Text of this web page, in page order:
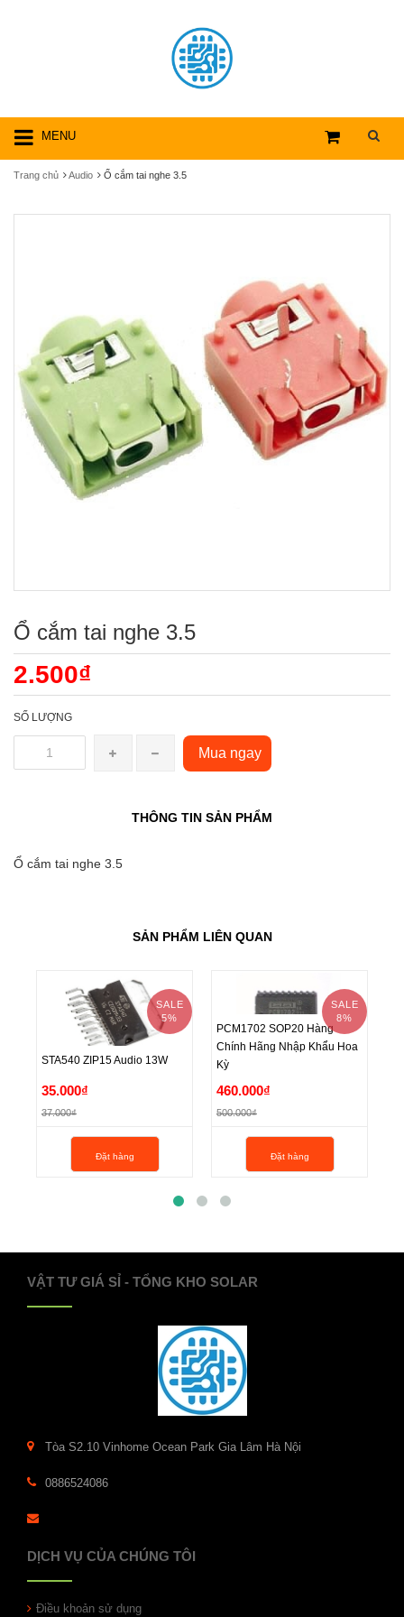
MENU
Trang chủ Audio Ổ cắm tai nghe 3.5
Ổ cắm tai nghe 3.5
2.500₫
SỐ LƯỢNG
Mua ngay
THÔNG TIN SẢN PHẨM
Ổ cắm tai nghe 3.5
SẢN PHẨM LIÊN QUAN
SALE
5%
STA540 ZIP15 Audio 13W
STA540 ZIP15 Audio 13W
35.000₫
37.000₫
Đặt hàng
SALE
8%
PCM1702 SOP20 Hàng
Chính Hãng Nhập Khẩu Hoa
Kỳ
PCM1702 SOP20 Hàng
Chính Hãng Nhập Khẩu Hoa
Kỳ
460.000₫
500.000₫
Đặt hàng
VẬT TƯ GIÁ SỈ - TỔNG KHO SOLAR
Tòa S2.10 Vinhome Ocean Park Gia Lâm Hà Nội
0886524086
DỊCH VỤ CỦA CHÚNG TÔI
Điều khoản sử dụng